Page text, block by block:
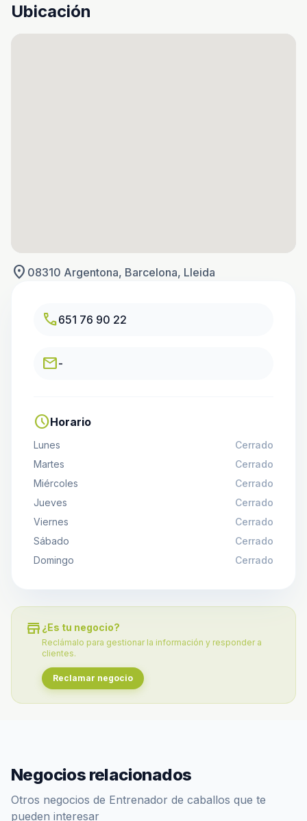
Ubicación
location_on 08310 Argentona, Barcelona, Lleida
call651 76 90 22
email-
scheduleHorario
Lunes
Cerrado
Martes
Cerrado
Miércoles
Cerrado
Jueves
Cerrado
Viernes
Cerrado
Sábado
Cerrado
Domingo
Cerrado
store ¿Es tu negocio?
Reclámalo para gestionar la información y responder a
clientes.
Reclamar negocio
Negocios relacionados
Otros negocios de Entrenador de caballos que te
pueden interesar